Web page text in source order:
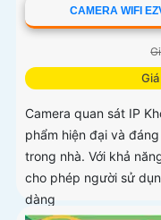
CAMERA WIFI
Camera quan sát IP
phẩm hiện đại và
trong nhà. Với khả
cho phép người sử
dàng